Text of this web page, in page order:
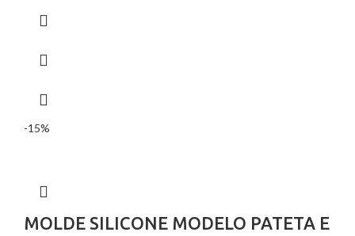
-15%
MOLDE SILICONE MODELO PATETA E